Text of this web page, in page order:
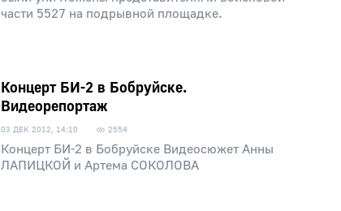
части 5527 на подрывной площадке.
Концерт БИ-2 в Бобруйске.
Видеорепортаж
03 ДЕК 2012, 14:10 2554
Концерт БИ-2 в Бобруйске Видеосюжет Анны
ЛАПИЦКОЙ и Артема СОКОЛОВА